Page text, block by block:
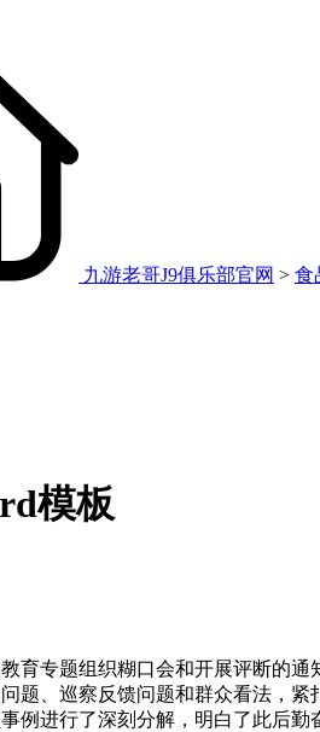
九游老哥J9俱乐部官网 > 食
模板
专题组织糊口会和开展评断的通
题、巡察反馈问题和群众看法，
例进行了深刻分解，明白了此后